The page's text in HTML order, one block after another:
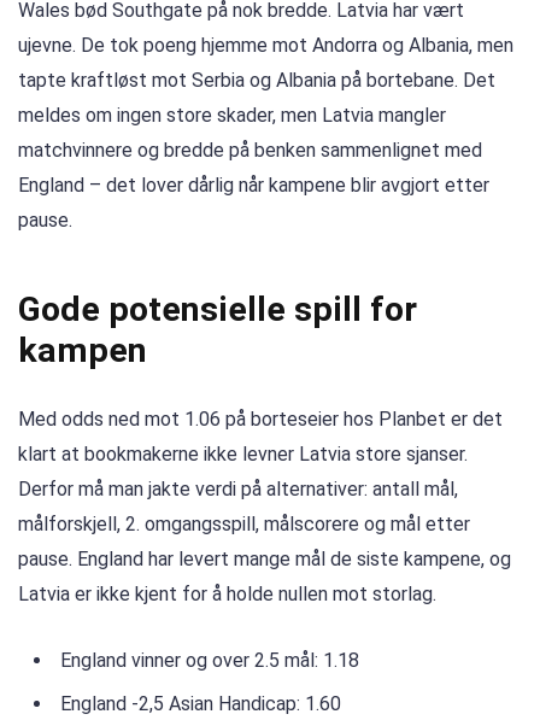
Wales bød Southgate på nok bredde. Latvia har vært
ujevne. De tok poeng hjemme mot Andorra og Albania, men
tapte kraftløst mot Serbia og Albania på bortebane. Det
meldes om ingen store skader, men Latvia mangler
matchvinnere og bredde på benken sammenlignet med
England – det lover dårlig når kampene blir avgjort etter
pause.
Gode potensielle spill for
kampen
Med odds ned mot 1.06 på borteseier hos Planbet er det
klart at bookmakerne ikke levner Latvia store sjanser.
Derfor må man jakte verdi på alternativer: antall mål,
målforskjell, 2. omgangsspill, målscorere og mål etter
pause. England har levert mange mål de siste kampene, og
Latvia er ikke kjent for å holde nullen mot storlag.
England vinner og over 2.5 mål: 1.18
England -2,5 Asian Handicap: 1.60